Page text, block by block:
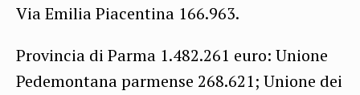
Via Emilia Piacentina 166.963.
Provincia di Parma 1.482.261 euro: Unione
Pedemontana parmense 268.621; Unione dei